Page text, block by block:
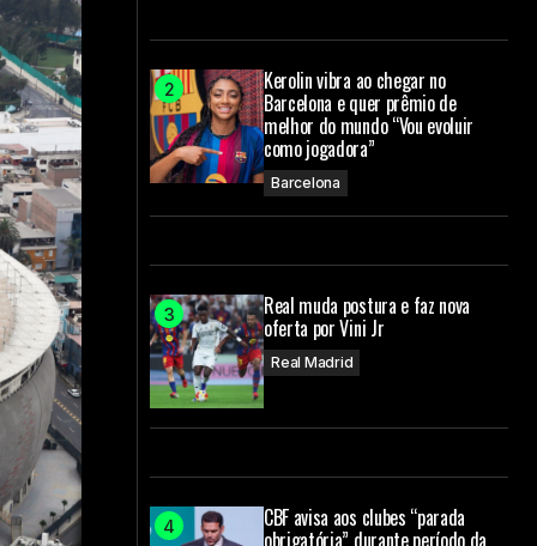
Kerolin vibra ao chegar no
Barcelona e quer prêmio de
melhor do mundo “Vou evoluir
como jogadora”
Barcelona
Real muda postura e faz nova
oferta por Vini Jr
Real Madrid
CBF avisa aos clubes “parada
obrigatória” durante período da